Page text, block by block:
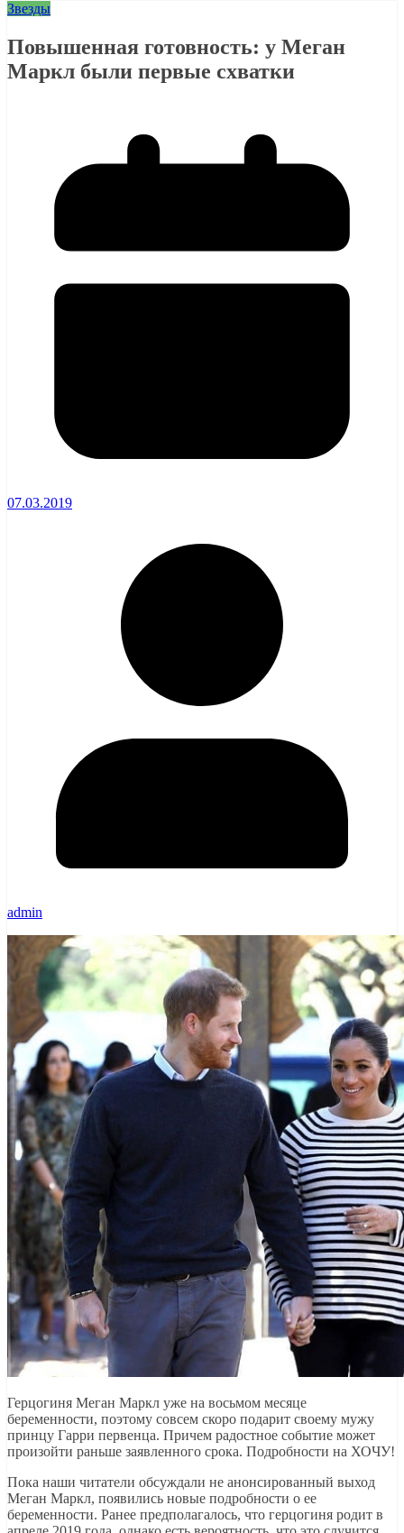
Звезды
Повышенная готовность: у Меган
Маркл были первые схватки
07.03.2019
admin
Герцогиня Меган Маркл уже на восьмом месяце
беременности, поэтому совсем скоро подарит своему мужу
принцу Гарри первенца. Причем радостное событие может
произойти раньше заявленного срока. Подробности на ХОЧУ!
Пока наши читатели обсуждали не анонсированный выход
Меган Маркл, появились новые подробности о ее
беременности. Ранее предполагалось, что герцогиня родит в